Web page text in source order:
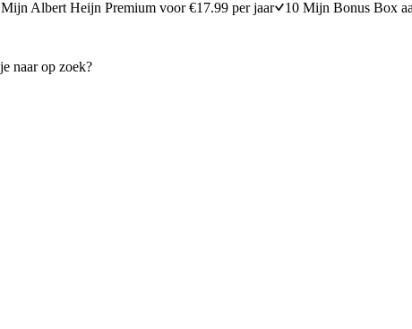
Mijn Albert Heijn Premium voor €17.99 per jaar 10 Mijn Bonus Box